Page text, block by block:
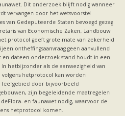
grootoorvleermuis
Dit onderzoek blijft nodig wanneer
vervangen door het wetsvoorstel
van Gedeputeerde Staten bevoegd gezag
van Economische Zaken, Landbouw
protocol geeft grote mate van zekerheid
ontheffingsaanvraag geen aanvullend
en dateen onderzoek stand houdt in een
hetbijzonder als de aanwezigheid van
hetprotocol kan worden
leefgebied door bijvoorbeeld
zijn begeleidende maatregelen
en faunawet nodig, waarvoor de
hetprotocol komen.